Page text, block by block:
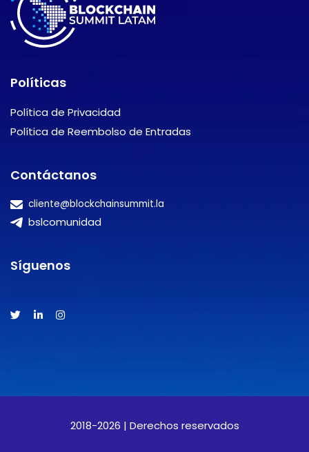
Políticas
Política de Privacidad
Política de Reembolso de Entradas
Contáctanos
cliente@blockchainsummit.la
bslcomunidad
Síguenos
2018-2026 | Derechos reservados